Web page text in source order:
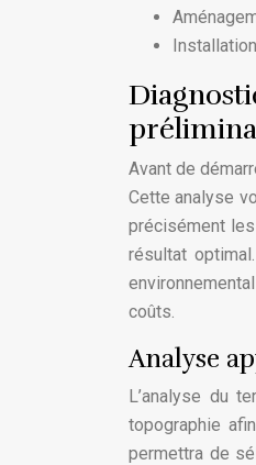
Avant de
Cette analyse
précisément
résultat
coûts.
Analyse
L’analyse du
topographie
permettra de